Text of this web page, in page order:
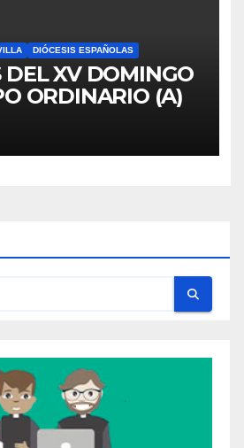
DIÓCESIS ESPAÑOLAS
DEL XV DOMINGO
ORDINARIO (A)